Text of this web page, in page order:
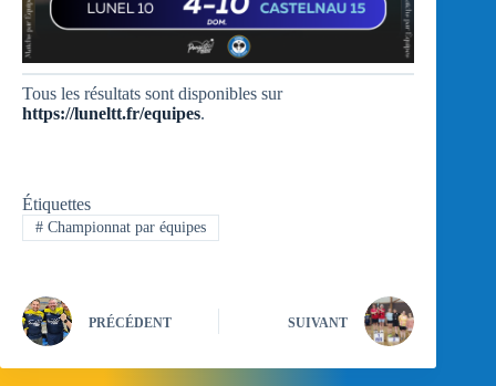
Tous les résultats sont disponibles sur
https://luneltt.fr/equipes.
Étiquettes
#Championnat par équipes
PRÉCÉDENT SUIVANT